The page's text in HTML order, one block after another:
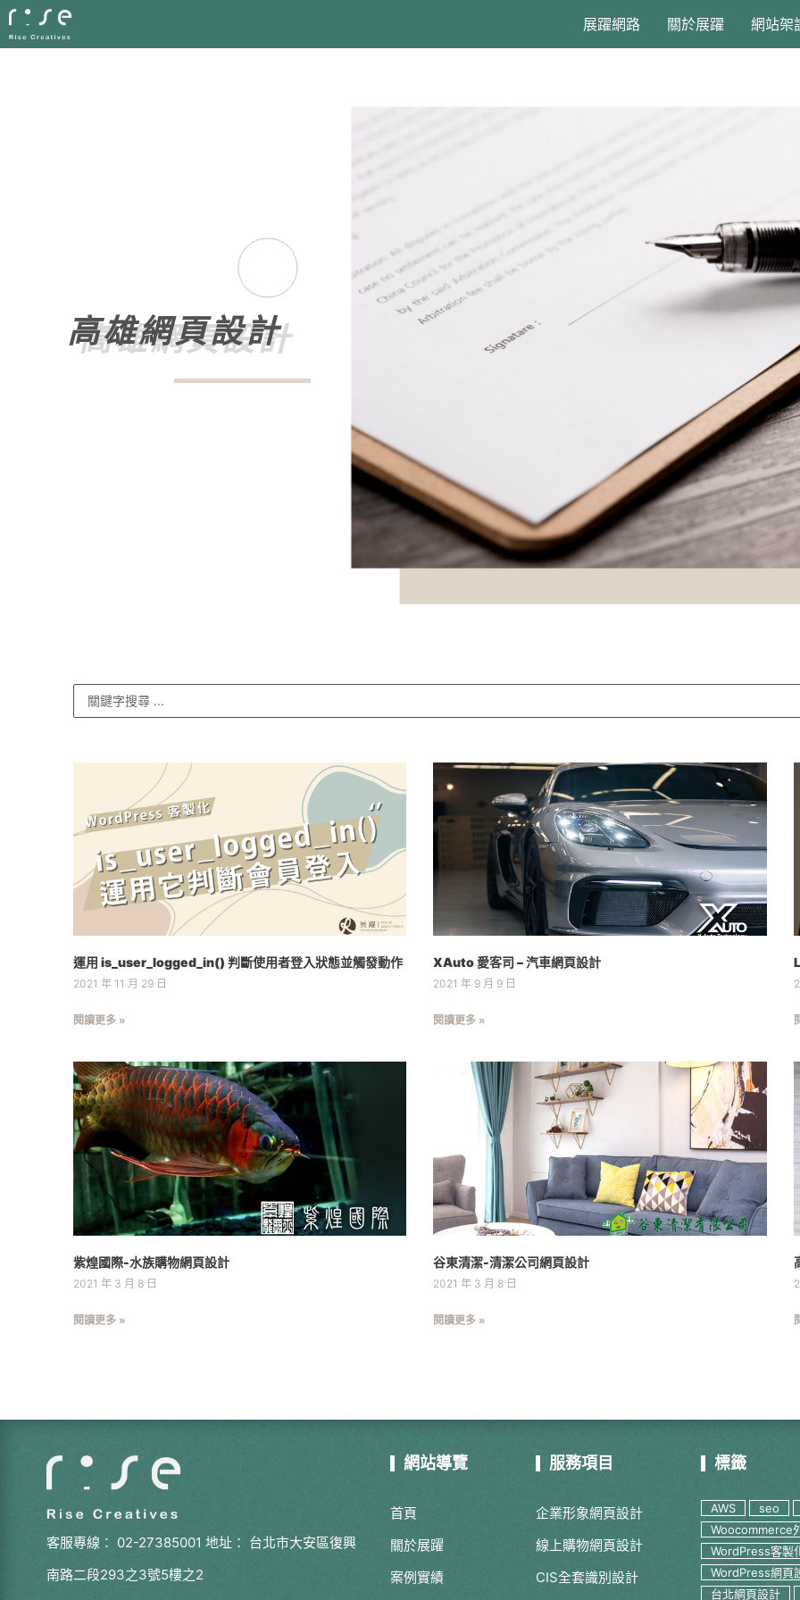
展躍網路 關於展躍 網站架
高雄網頁設計
運用 is_user_logged_in() 判斷使用者登入狀態並觸發動作
2021 年 11 月 29 日
閱讀更多 »
XAuto 愛客司 – 汽車網頁設計
2021 年 9 月 9 日
閱讀更多 »
紫煌國際-水族購物網頁設計
2021 年 3 月 8 日
閱讀更多 »
谷東清潔-清潔公司網頁設計
2021 年 3 月 8 日
閱讀更多 »
客服專線： 02-27385001 地址： 台北市大安區復興
南路二段293之3號5樓之2
網站導覽
首頁
關於展躍
案例實績
服務項目
企業形象網頁設計
線上購物網頁設計
CIS全套識別設計
標籤
AWS
seo
Woocommerce
WordPress客製
WordPress網頁
台北網頁設計